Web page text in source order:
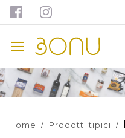
Home Prodotti tipici